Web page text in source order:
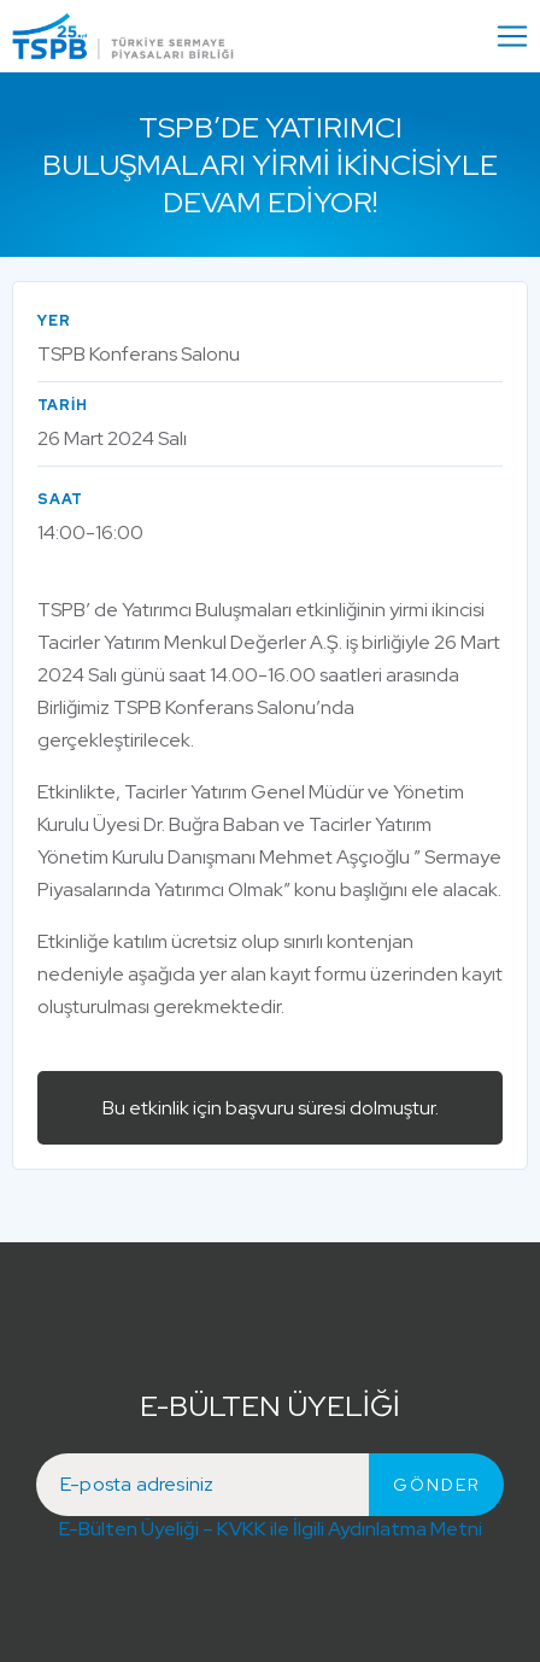
Close
TSPB’DE YATIRIMCI
BULUŞMALARI YIRMI İKINCISIYLE
DEVAM EDIYOR!
YER
TSPB Konferans Salonu
TARİH
26 Mart 2024 Salı
SAAT
14:00-16:00
TSPB’ de Yatırımcı Buluşmaları etkinliğinin yirmi ikincisi
Tacirler Yatırım Menkul Değerler A.Ş. iş birliğiyle 26 Mart
2024 Salı günü saat 14.00-16.00 saatleri arasında
Birliğimiz TSPB Konferans Salonu’nda
gerçekleştirilecek.
Etkinlikte, Tacirler Yatırım Genel Müdür ve Yönetim
Kurulu Üyesi Dr. Buğra Baban ve Tacirler Yatırım
Yönetim Kurulu Danışmanı Mehmet Aşçıoğlu ” Sermaye
Piyasalarında Yatırımcı Olmak” konu başlığını ele alacak.
Etkinliğe katılım ücretsiz olup sınırlı kontenjan
nedeniyle aşağıda yer alan kayıt formu üzerinden kayıt
oluşturulması gerekmektedir.
Bu etkinlik için başvuru süresi dolmuştur.
E-BÜLTEN ÜYELİĞİ
E-Bülten Üyeliği – KVKK ile İlgili Aydınlatma Metni